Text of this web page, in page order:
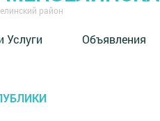
район
Услуги Объявления